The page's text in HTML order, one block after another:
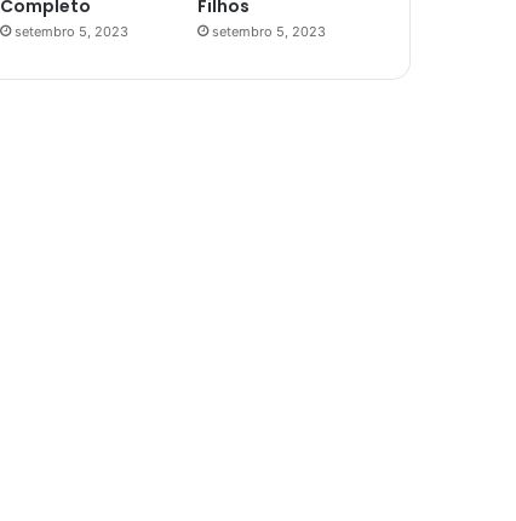
Completo
setembro 5, 2023
Filhos
setembro 5, 2023